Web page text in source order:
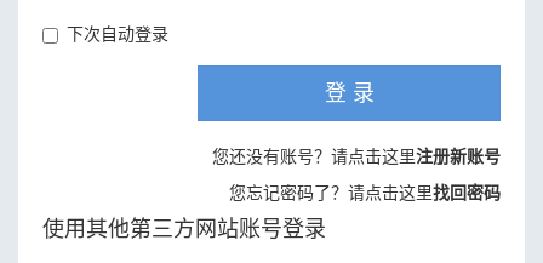
下次自动登录
登 录
您还没有账号？请点击这里注册新账号
您忘记密码了？请点击这里找回密码
使用其他第三方网站账号登录